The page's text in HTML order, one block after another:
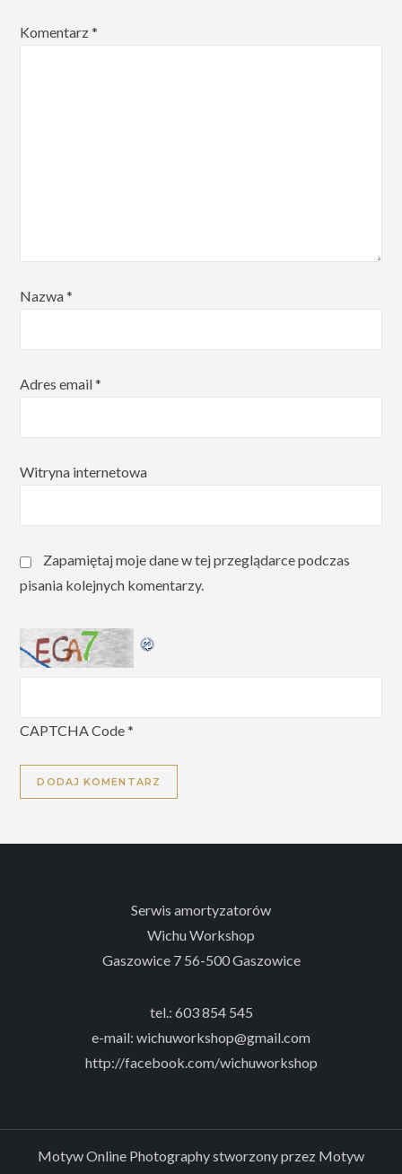
Komentarz*
Nazwa*
Adres email*
Witryna internetowa
Zapamiętaj moje dane w tej przeglądarce podczas
pisania kolejnych komentarzy.
CAPTCHA Code*
Serwis amortyzatorów
Wichu Workshop
Gaszowice 7 56-500 Gaszowice
tel.: 603 854 545
e-mail: wichuworkshop@gmail.com
http://facebook.com/wichuworkshop
Motyw Online Photography stworzony przez Motyw